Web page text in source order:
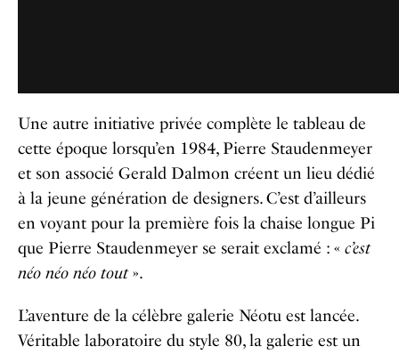
Une autre initiative privée complète le tableau de
cette époque lorsqu’en 1984, Pierre Staudenmeyer
et son associé Gerald Dalmon créent un lieu dédié
à la jeune génération de designers. C’est d’ailleurs
en voyant pour la première fois la chaise longue Pi
que Pierre Staudenmeyer se serait exclamé : « c’est
néo néo néo tout».
L’aventure de la célèbre galerie Néotu est lancée.
Véritable laboratoire du style 80, la galerie est un